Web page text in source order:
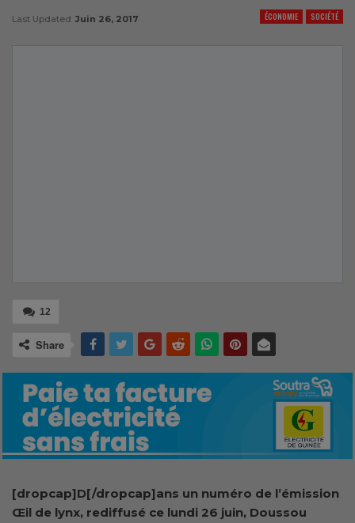
ÉCONOMIE SOCIÉTÉ
Last Updated Juin 26, 2017
12
Share
[dropcap]D[/dropcap]ans un numéro de l’émission
Œil de lynx, rediffusé ce lundi 26 juin, Doussou